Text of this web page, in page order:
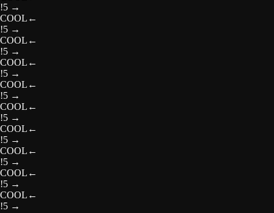
!5 →
COOL ←
!5 →
COOL ←
!5 →
COOL ←
!5 →
COOL ←
!5 →
COOL ←
!5 →
COOL ←
!5 →
COOL ←
!5 →
COOL ←
!5 →
COOL ←
!5 →